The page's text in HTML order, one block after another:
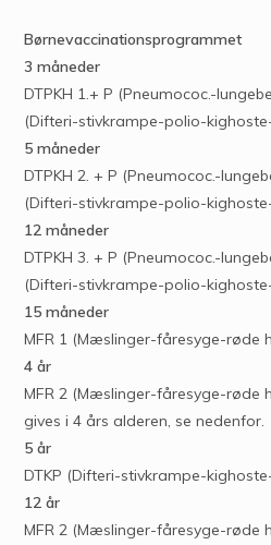
Børnevaccinationsprogrammet
3 måneder
DTPKH 1.+ P (Pneumococ.-
(Difteri-stivkrampe-polio-
5 måneder
DTPKH 2. + P (Pneumococ.-
(Difteri-stivkrampe-polio-
12 måneder
DTPKH 3. + P (Pneumococ.-
(Difteri-stivkrampe-polio-
15 måneder
MFR 1 (Mæslinger-fåresyge-røde
4 år
MFR 2 (Mæslinger-fåresyge-røde
gives i 4 års alderen, se nedenfor.
5 år
DTKP (Difteri-stivkrampe-
12 år
MFR 2 (Mæslinger-fåresyge-røde